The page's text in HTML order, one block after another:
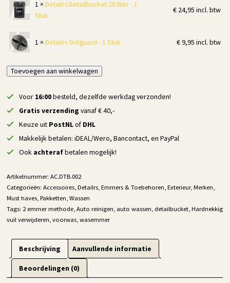
1 ×Detailrs Detailbucket 20 liter - 1
Stuk
€24,95 incl. btw
1 ×Detailrs Gritguard - 1 Stuk €9,95 incl. btw
Detailrs
20
+
gritguard
-
1
aantal
Toevoegen aan winkelwagen
Voor 16:00besteld, dezelfde werkdag verzonden!
Gratis verzending vanaf € 40,-
Keuze uit PostNLof DHL
Makkelijk betalen: iDEAL/Wero, Bancontact, en PayPal
Ook achterafbetalen mogelijk!
Artikelnummer:AC.DTB.002
Categorieën:Accessoires ,Detailrs ,Emmers & Toebehoren ,Exterieur,Merken
Must haves ,Pakketten ,Wassen
Tags: 2 emmer methode ,Auto reinigen auto wassen detailbucket ,Hardnekkig
vuil verwijderen ,voorwas ,wasemmer
Beschrijving Aanvullende informatie
Beoordelingen (0)